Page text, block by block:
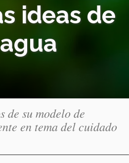
ideas de
de su modelo de
en tema del cuidado